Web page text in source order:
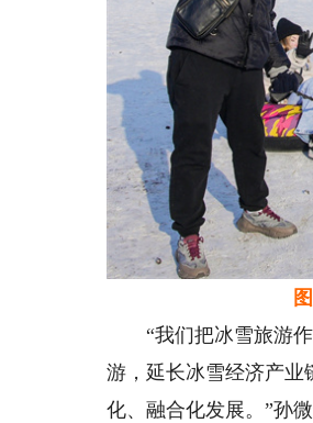
图为
“我们把冰雪旅游作
游，延长冰雪经济产业
化、融合化发展。”孙